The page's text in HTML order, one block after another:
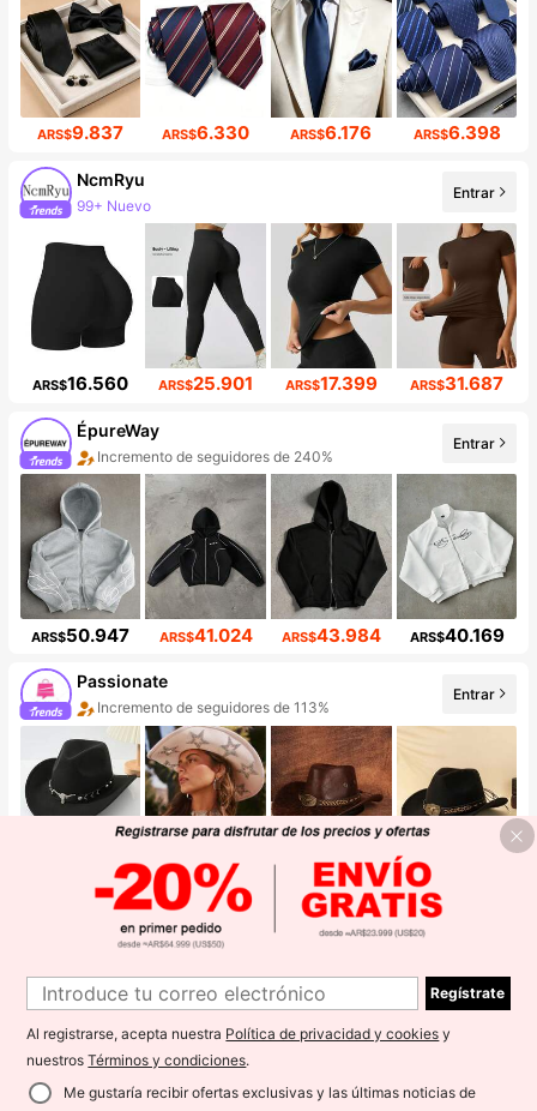
ARS$9.837 ARS$6.330 ARS$6.176 ARS$6.398
NcmRyu
99+ Nuevo
201K seguidores
Entrar
ARS$16.560 ARS$25.901 ARS$17.399 ARS$31.687
ÉpureWay
Incremento de seguidores de 240%
Aumento de ventasd de 783%
Entrar
ARS$50.947 ARS$41.024 ARS$43.984 ARS$40.169
Passionate
Incremento de seguidores de 113%
Aumento de ventasd de 35%
Entrar
5.646 ARS$18.220 ARS$5.030 ARS$
aralina
674K seguidores
Regístrate
Al registrarse, acepta nuestra Política de privacidad y cookies y
nuestrosTérminos y condiciones.
Me gustaría recibir ofertas exclusivas y las últimas noticias de